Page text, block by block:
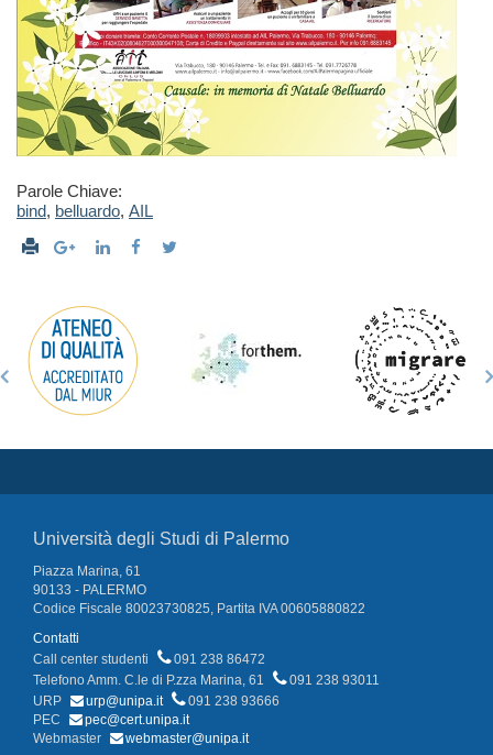
Parole Chiave:
bind, belluardo, AIL
Università degli Studi di Palermo
Piazza Marina, 61
90133 - PALERMO
Codice Fiscale 80023730825, Partita IVA 00605880822
Contatti
Call center studenti
091 238 86472
Telefono Amm. C.le di P.zza Marina, 61
091 238 93011
URP
urp@unipa.it
091 238 93666
PEC
pec@cert.unipa.it
Webmaster
webmaster@unipa.it